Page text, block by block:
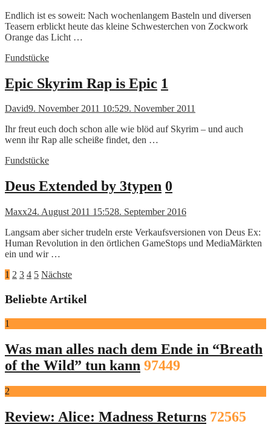
Endlich ist es soweit: Nach wochenlangem Basteln und diversen
Teasern erblickt heute das kleine Schwesterchen von Zockwork
Orange das Licht …
Fundstücke
Epic Skyrim Rap is Epic 1
David9. November 2011 10:529. November 2011
Ihr freut euch doch schon alle wie blöd auf Skyrim – und auch
wenn ihr Rap alle scheiße findet, den …
Fundstücke
Deus Extended by 3typen 0
Maxx24. August 2011 15:528. September 2016
Langsam aber sicher trudeln erste Verkaufsversionen von Deus Ex:
Human Revolution in den örtlichen GameStops und MediaMärkten
ein und wir …
Seitennummerierung
der
1 2 3 4 5 Nächste
Beliebte Artikel
1
Was man alles nach dem Ende in “Breath
of the Wild” tun kann 97449
2
Review: Alice: Madness Returns 72565